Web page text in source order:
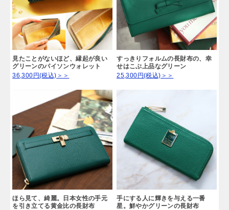
見たことがないほど、縁起が良い
グリーンのパイソンウォレット
36,300円(税込)＞＞
すっきりフォルムの長財布の、幸
せはこぶ上品なグリーン
25,300円(税込)＞＞
ほら見て、綺麗。日本女性の手元
を引き立てる黄金比の長財布
手にする人に輝きを与える一番
星。鮮やかグリーンの長財布